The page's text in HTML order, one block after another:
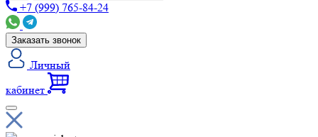
+7 (999) 765-84-24
Заказать звонок
Личный
кабинет